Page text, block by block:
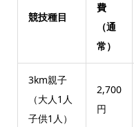
競技種目
費
（通
常）
3km親子
（大人1人
子供1人）
2,700
円